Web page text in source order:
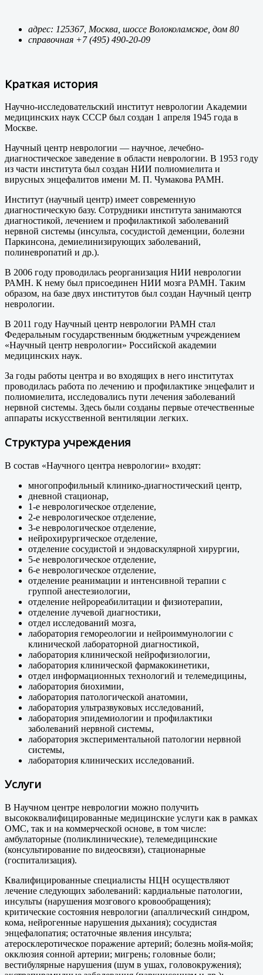
адрес: 125367, Москва, шоссе Волоколамское, дом 80
справочная +7 (495) 490-20-09
Краткая история
Научно-исследовательский институт неврологии Академии
медицинских наук СССР был создан 1 апреля 1945 года в
Москве.
Научный центр неврологии — научное, лечебно-
диагностическое заведение в области неврологии. В 1953 году
из части института был создан НИИ полиомиелита и
вирусных энцефалитов имени М. П. Чумакова РАМН.
Институт (научный центр) имеет современную
диагностическую базу. Сотрудники института занимаются
диагностикой, лечением и профилактикой заболеваний
нервной системы (инсульта, сосудистой деменции, болезни
Паркинсона, демиелинизирующих заболеваний,
полиневропатий и др.).
В 2006 году проводилась реорганизация НИИ неврологии
РАМН. К нему был присоединен НИИ мозга РАМН. Таким
образом, на базе двух институтов был создан Научный центр
неврологии.
В 2011 году Научный центр неврологии РАМН стал
Федеральным государственным бюджетным учреждением
«Научный центр неврологии» Российской академии
медицинских наук.
За годы работы центра и во входящих в него институтах
проводилась работа по лечению и профилактике энцефалит и
полиомиелита, исследовались пути лечения заболеваний
нервной системы. Здесь были созданы первые отечественные
аппараты искусственной вентиляции легких.
Структура учреждения
В состав «Научного центра неврологии» входят:
многопрофильный клинико-диагностический центр,
дневной стационар,
1-е неврологическое отделение,
2-е неврологическое отделение,
3-е неврологическое отделение,
нейрохирургическое отделение,
отделение сосудистой и эндоваскулярной хирургии,
5-е неврологическое отделение,
6-е неврологическое отделение,
отделение реанимации и интенсивной терапии с
группой анестезиологии,
отделение нейрореабилитации и физиотерапии,
отделение лучевой диагностики,
отдел исследований мозга,
лаборатория гемореологии и нейроиммунологии с
клинической лабораторной диагностикой,
лаборатория клинической нейрофизиологии,
лаборатория клинической фармакокинетики,
отдел информационных технологий и телемедицины,
лаборатория биохимии,
лаборатория патологической анатомии,
лаборатория ультразвуковых исследований,
лаборатория эпидемиологии и профилактики
заболеваний нервной системы,
лаборатория экспериментальной патологии нервной
системы,
лаборатория клинических исследований.
Услуги
В Научном центре неврологии можно получить
высококвалифицированные медицинские услуги как в рамках
ОМС, так и на коммерческой основе, в том числе:
амбулаторные (поликлинические), телемедицинские
(консультирование по видеосвязи), стационарные
(госпитализация).
Квалифицированные специалисты НЦН осуществляют
лечение следующих заболеваний: кардиальные патологии,
инсульты (нарушения мозгового кровообращения);
критические состояния неврологии (апаллический синдром,
кома, нейрогенные нарушения дыхания); сосудистая
энцефалопатия; остаточные явления инсульта;
атеросклеротическое поражение артерий; болезнь мойя-мойя;
окклюзия сонной артерии; мигрень; головные боли;
вестибулярные нарушения (шум в ушах, головокружения);